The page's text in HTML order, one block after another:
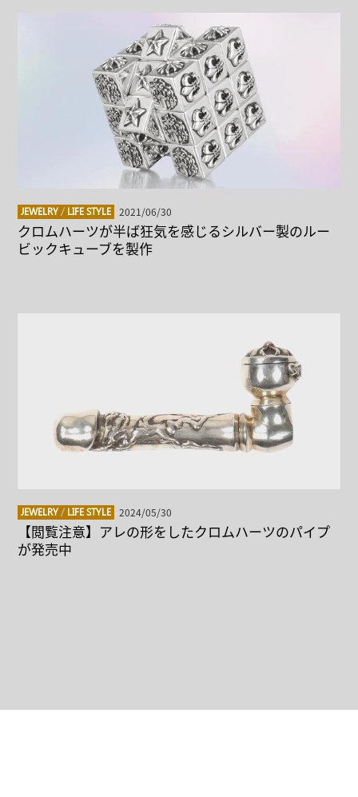
JEWELRY / LIFE STYLE 2021/06/30
クロムハーツが半ば狂気を感じるシルバー製のルー
ビックキューブを製作
JEWELRY / LIFE STYLE 2024/05/30
【閲覧注意】アレの形をしたクロムハーツのパイプ
が発売中